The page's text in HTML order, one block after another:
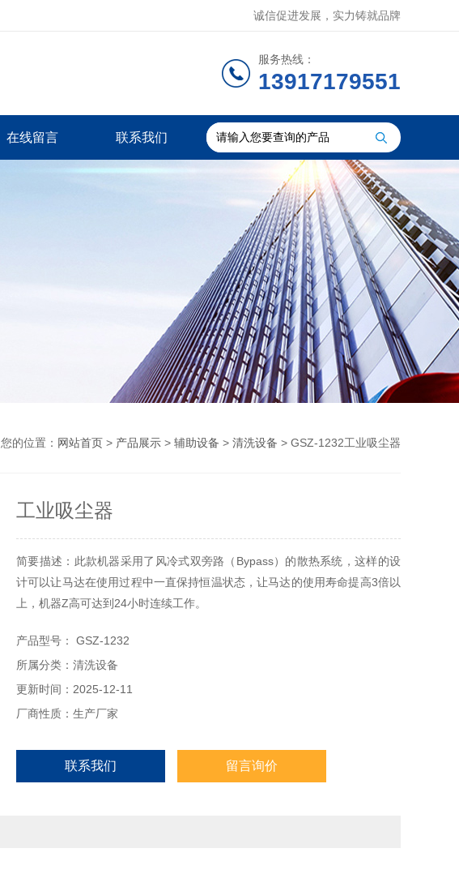
诚信促进发展，实力铸就品牌
服务热线：
13917179551
在线留言 联系我们
您的位置： 网站首页 > 产品展示 > 辅助设备 > 清洗设备 > GSZ-1232工业吸尘器
工业吸尘器
简要描述：此款机器采用了风冷式双旁路（Bypass）的散热系统，这样的设
计可以让马达在使用过程中一直保持恒温状态，让马达的使用寿命提高3倍以
上，机器Z高可达到24小时连续工作。
产品型号： GSZ-1232
所属分类：清洗设备
更新时间：2025-12-11
厂商性质：生产厂家
联系我们 留言询价